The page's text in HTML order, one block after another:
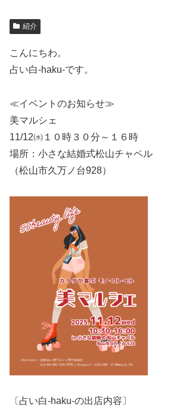
紹介
こんにちわ。
占い白-haku-です。
≪イベントのお知らせ≫
美マルシェ
11/12㈬１０時３０分～１６時
場所：小さな結婚式松山チャペル
（松山市久万ノ台928）
〔占い白-haku-の出店内容〕